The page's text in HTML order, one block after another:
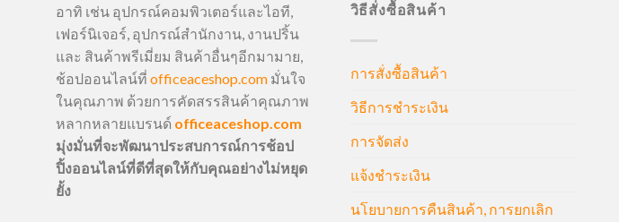
อาทิ เช่น อุปกรณ์คอมพิวเตอร์และไอที,
เฟอร์นิเจอร์, อุปกรณ์สำนักงาน, งานปริ้น
และ สินค้าพรีเมี่ยม สินค้าอื่นๆอีกมามาย,
ช้อปออนไลน์ที่ officeaceshop.com มั่นใจ
ในคุณภาพ ด้วยการคัดสรรสินค้าคุณภาพ
หลากหลายแบรนด์ officeaceshop.com
มุ่งมั่นที่จะพัฒนาประสบการณ์การช้อป
ปิ้งออนไลน์ที่ดีที่สุดให้กับคุณอย่างไม่หยุด
ยั้ง
วิธีสั่งซื้อสินค้า
การสั่งซื้อสินค้า
วิธีการชำระเงิน
การจัดส่ง
แจ้งชำระเงิน
นโยบายการคืนสินค้า, การยกเลิก